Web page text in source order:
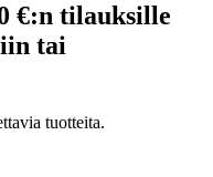
€:n tilauksille
tai
tuotteita.